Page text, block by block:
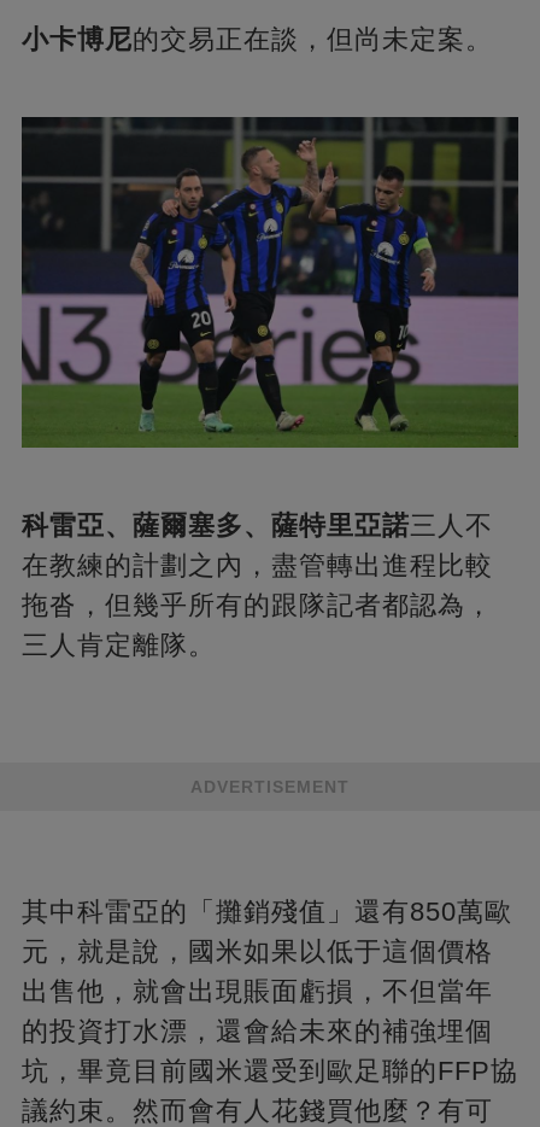
小卡博尼的交易正在談，但尚未定案。
科雷亞、薩爾塞多、薩特里亞諾三人不
在教練的計劃之內，盡管轉出進程比較
拖沓，但幾乎所有的跟隊記者都認為，
三人肯定離隊。
ADVERTISEMENT
其中科雷亞的「攤銷殘值」還有850萬歐
元，就是說，國米如果以低于這個價格
出售他，就會出現賬面虧損，不但當年
的投資打水漂，還會給未來的補強埋個
坑，畢竟目前國米還受到歐足聯的FFP協
議約束。然而會有人花錢買他麼？有可